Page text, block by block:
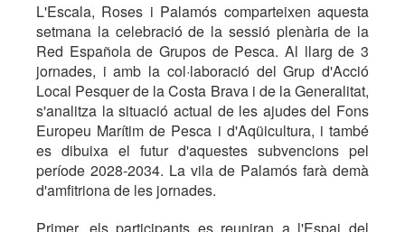
L'Escala, Roses i Palamós comparteixen aquesta
setmana la celebració de la sessió plenària de la
Red Española de Grupos de Pesca. Al llarg de 3
jornades, i amb la col·laboració del Grup d'Acció
Local Pesquer de la Costa Brava i de la Generalitat,
s'analitza la situació actual de les ajudes del Fons
Europeu Marítim de Pesca i d'Aqüicultura, i també
es dibuixa el futur d'aquestes subvencions pel
període 2028-2034. La vila de Palamós farà demà
d'amfitriona de les jornades.